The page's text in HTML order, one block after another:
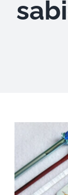
ARTÍCULOS
ACERCA